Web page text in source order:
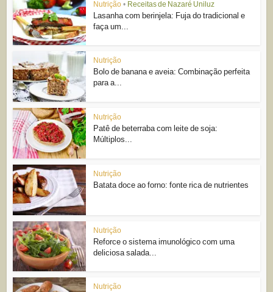
Nutrição • Receitas de Nazaré Uniluz
Lasanha com berinjela: Fuja do tradicional e
faça um...
Nutrição
Bolo de banana e aveia: Combinação perfeita
para a...
Nutrição
Patê de beterraba com leite de soja:
Múltiplos...
Nutrição
Batata doce ao forno: fonte rica de nutrientes
Nutrição
Reforce o sistema imunológico com uma
deliciosa salada...
Nutrição